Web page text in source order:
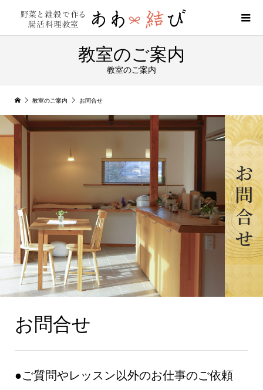
教室のご案内
教室のご案内
教室のご案内 お問合せ
お問合せ
●ご質問やレッスン以外のお仕事のご依頼